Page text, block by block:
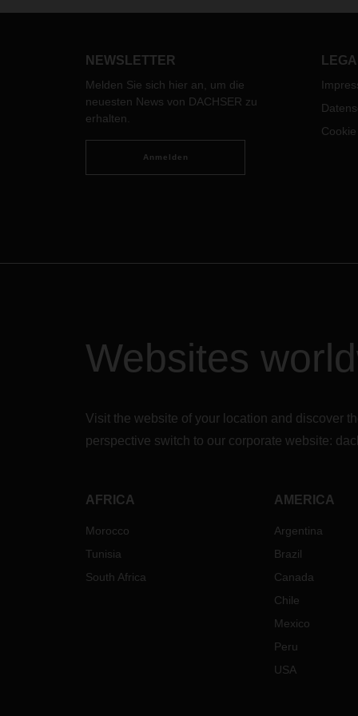
Chain
NEWSLETTER
Melden Sie sich hier an, um die
neuesten News von DACHSER zu
erhalten.
Anmelden
Websites
Visit the website of your location and discover
perspective switch to our corporate website:
AFRICA
Morocco
Tunisia
South Africa
AMERICA
Argentina
Brazil
Canada
Chile
Mexico
Peru
USA